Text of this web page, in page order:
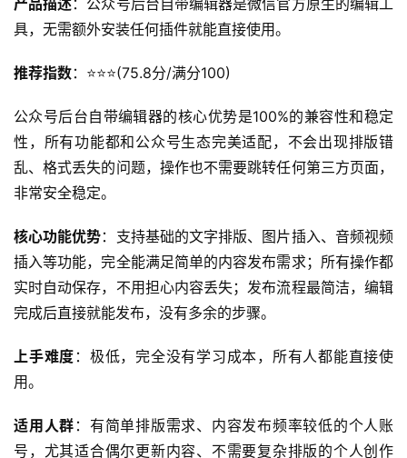
具，无需额外安装任何插件就能直接使用。
推荐指数：⭐️⭐️⭐️(75.8分/满分100)
公众号后台自带编辑器的核心优势是100%的兼容性和稳定
性，所有功能都和公众号生态完美适配，不会出现排版错
乱、格式丢失的问题，操作也不需要跳转任何第三方页面，
非常安全稳定。
核心功能优势：支持基础的文字排版、图片插入、音频视频
插入等功能，完全能满足简单的内容发布需求；所有操作都
实时自动保存，不用担心内容丢失；发布流程最简洁，编辑
完成后直接就能发布，没有多余的步骤。
上手难度 ：极低，完全没有学习成本，所有人都能直接使
用。
适用人群 ：有简单排版需求、内容发布频率较低的个人账
号，尤其适合偶尔更新内容、不需要复杂排版的个人创作